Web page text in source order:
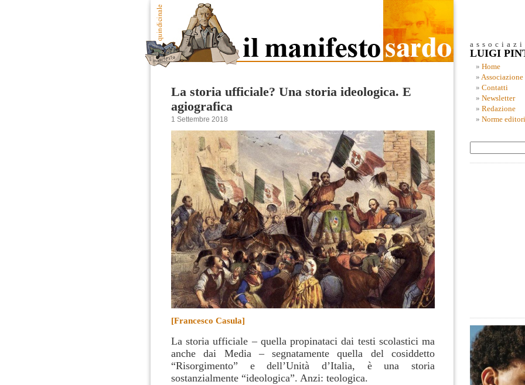
La storia ufficiale? Una storia ideologica. E
agiografica
1 Settembre 2018
[Francesco Casula]
La storia ufficiale – quella propinataci dai testi scolastici ma
anche dai Media – segnatamente quella del cosiddetto
“Risorgimento” e dell’Unità d’Italia, è una storia
sostanzialmente “ideologica”. Anzi: teologica.
LUIGI
Home
Associazione
Contatti
Newsletter
Redazione
Norme